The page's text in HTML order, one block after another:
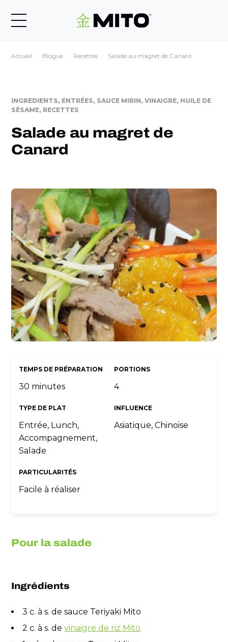
Accueil Blogue Recettes Salade au magret de Canard
INGREDIENTS, ENTRÉES, SAUCE MIRIN, VINAIGRE, HUILE DE
SÉSAME, RECETTES
Salade au magret de
Canard
TEMPS DE PRÉPARATION
30 minutes
PORTIONS
4
TYPE DE PLAT
Entrée, Lunch,
Accompagnement,
Salade
INFLUENCE
Asiatique, Chinoise
PARTICULARITÉS
Facile à réaliser
Pour la salade
Ingrédients
3 c. à s. de sauce Teriyaki Mito
2 c. à s. devinaigre de riz Mito